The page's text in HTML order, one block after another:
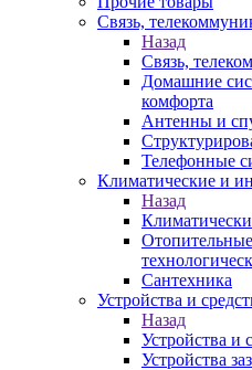
Связь,
Назад
Связь,
Домашние
комфорта
Антенны и
Телефонные
Климатические и
Назад
Сантехника
Устройства и
Назад
Устройства и
Устройства